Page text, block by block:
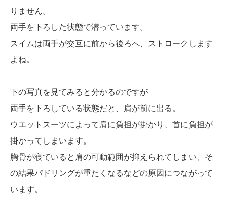
りません。
両手を下ろした状態で潜っています。
スイムは両手が交互に前から後ろへ、ストロークします
よね。
下の写真を見てみると分かるのですが
両手を下ろしている状態だと、肩が前に出る。
ウエットスーツによって肩に負担が掛かり、首に負担が
掛かってしまいます。
胸骨が寝ていると肩の可動範囲が抑えられてしまい、そ
の結果パドリングが重たくなるなどの原因につながって
います。